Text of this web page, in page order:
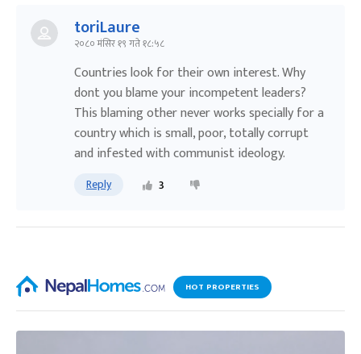
toriLaure
२०८० मंसिर १९ गते १८:५८
Countries look for their own interest. Why
dont you blame your incompetent leaders?
This blaming other never works specially for a
country which is small, poor, totally corrupt
and infested with communist ideology.
Reply 3
HOT PROPERTIES